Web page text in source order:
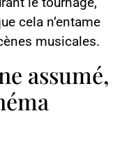
cela n’entame
musicales.
assumé,